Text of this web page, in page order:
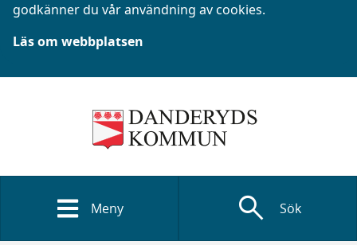
godkänner du vår användning av cookies.
Läs om webbplatsen
Meny search Sök